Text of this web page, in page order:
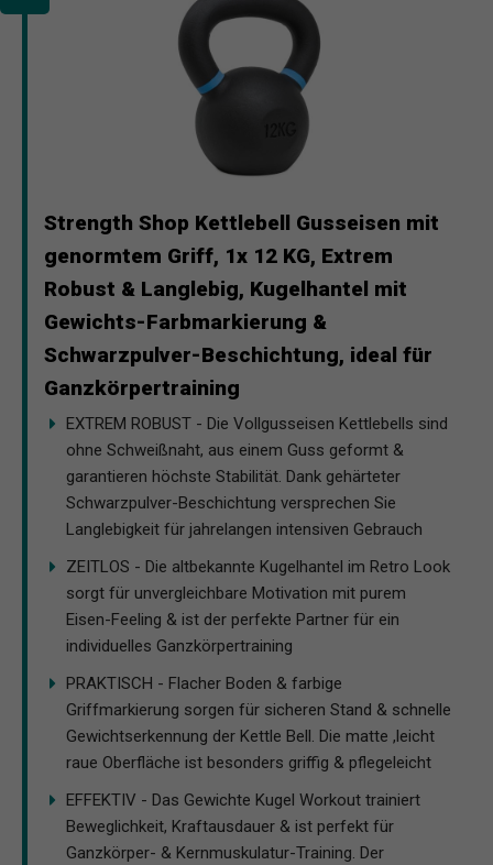
Strength Shop Kettlebell Gusseisen mit
genormtem Griff, 1x 12 KG, Extrem
Robust & Langlebig, Kugelhantel mit
Gewichts-Farbmarkierung &
Schwarzpulver-Beschichtung, ideal für
Ganzkörpertraining
EXTREM ROBUST - Die Vollgusseisen Kettlebells sind
ohne Schweißnaht, aus einem Guss geformt &
garantieren höchste Stabilität. Dank gehärteter
Schwarzpulver-Beschichtung versprechen Sie
Langlebigkeit für jahrelangen intensiven Gebrauch
ZEITLOS - Die altbekannte Kugelhantel im Retro Look
sorgt für unvergleichbare Motivation mit purem
Eisen-Feeling & ist der perfekte Partner für ein
individuelles Ganzkörpertraining
PRAKTISCH - Flacher Boden & farbige
Griffmarkierung sorgen für sicheren Stand & schnelle
Gewichtserkennung der Kettle Bell. Die matte ,leicht
raue Oberfläche ist besonders griffig & pflegeleicht
EFFEKTIV - Das Gewichte Kugel Workout trainiert
Beweglichkeit, Kraftausdauer & ist perfekt für
Ganzkörper- & Kernmuskulatur-Training. Der